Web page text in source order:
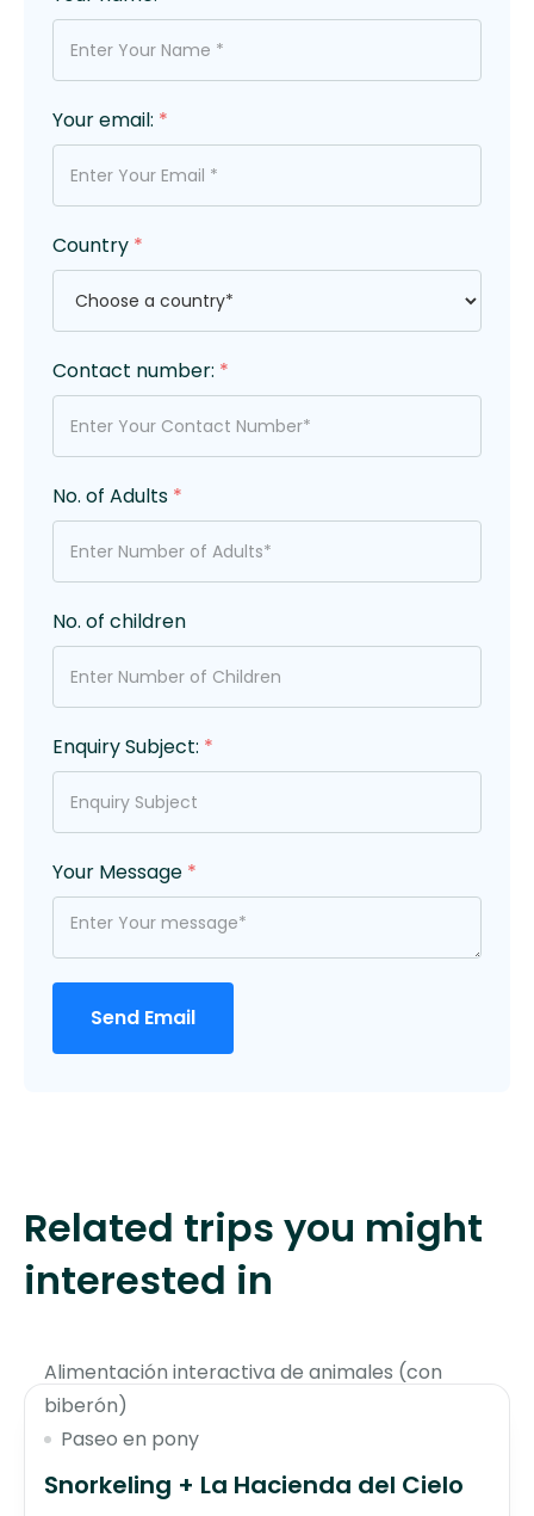
Your email: *
Country *
Contact number: *
No. of Adults *
No. of children
Enquiry Subject: *
Your Message *
Send Email
Related trips you might
interested in
Alimentación interactiva de animales (con
biberón)
Paseo en pony
Snorkeling + La Hacienda del Cielo